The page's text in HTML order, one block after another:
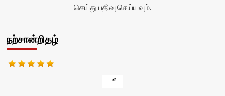
செய்து பதிவு செய்யவும்.
நற்சான்றிதழ்